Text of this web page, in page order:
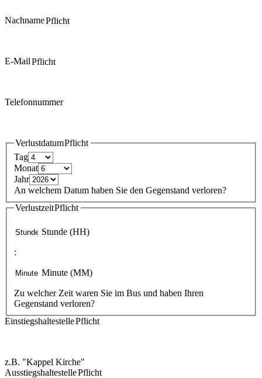
NachnamePflicht
E-MailPflicht
Telefonnummer
VerlustdatumPflicht
Tag
Monat
Jahr
An welchem Datum haben Sie den Gegenstand verloren?
VerlustzeitPflicht
Stunde (HH)
:
Minute (MM)
Zu welcher Zeit waren Sie im Bus und haben Ihren
Gegenstand verloren?
EinstiegshaltestellePflicht
z.B. "Kappel Kirche"
AusstiegshaltestellePflicht